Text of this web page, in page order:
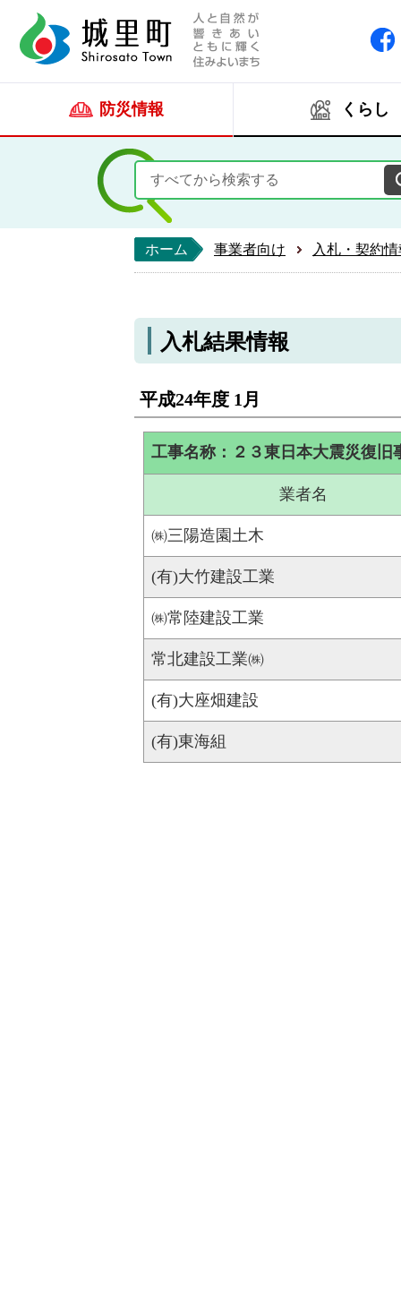
防災情報 くらし
ホーム 事業者向け 入札・契約
入札結果情報
平成24年度 1月
工事名称：２３東日本大震災復
業者名
㈱三陽造園土木
(有)大竹建設工業
㈱常陸建設工業
常北建設工業㈱
(有)大座畑建設
(有)東海組